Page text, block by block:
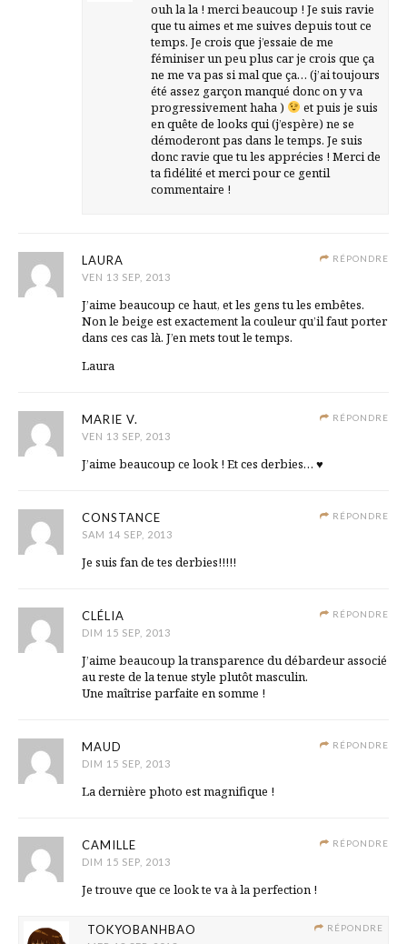
ouh la la ! merci beaucoup ! Je suis ravie
que tu aimes et me suives depuis tout ce
temps. Je crois que j’essaie de me
féminiser un peu plus car je crois que ça
ne me va pas si mal que ça… (j’ai toujours
été assez garçon manqué donc on y va
progressivement haha )
et puis je suis
en quête de looks qui (j’espère) ne se
démoderont pas dans le temps. Je suis
donc ravie que tu les apprécies ! Merci de
ta fidélité et merci pour ce gentil
commentaire !
RÉPONDRE
LAURA
VEN 13 SEP, 2013
J’aime beaucoup ce haut, et les gens tu les embêtes.
Non le beige est exactement la couleur qu’il faut porter
dans ces cas là. J’en mets tout le temps.
Laura
RÉPONDRE
MARIE V.
VEN 13 SEP, 2013
J’aime beaucoup ce look ! Et ces derbies… ♥
RÉPONDRE
CONSTANCE
SAM 14 SEP, 2013
Je suis fan de tes derbies!!!!!
RÉPONDRE
CLÉLIA
DIM 15 SEP, 2013
J’aime beaucoup la transparence du débardeur associé
au reste de la tenue style plutôt masculin.
Une maîtrise parfaite en somme !
RÉPONDRE
MAUD
DIM 15 SEP, 2013
La dernière photo est magnifique !
RÉPONDRE
CAMILLE
DIM 15 SEP, 2013
Je trouve que ce look te va à la perfection !
RÉPONDRE
TOKYOBANHBAO